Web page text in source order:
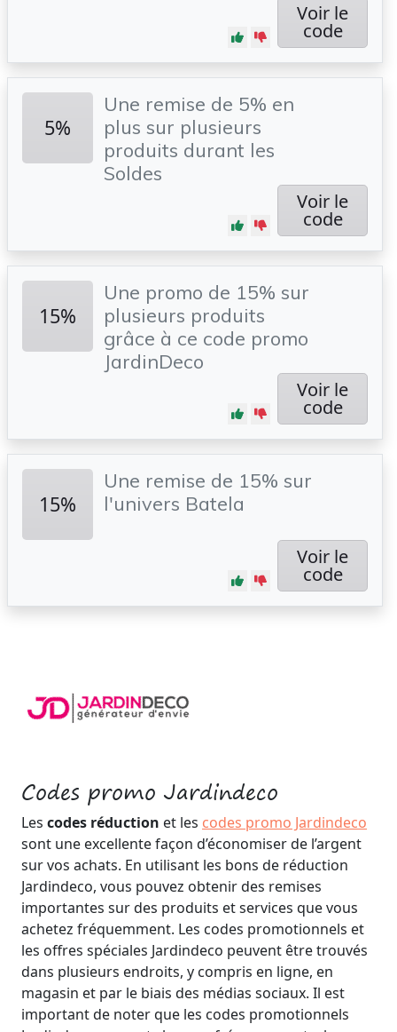
Codes promo Jardindeco
Les codes réduction et les codes promo Jardindeco
sont une excellente façon d’économiser de l’argent
sur vos achats. En utilisant les bons de réduction
Jardindeco, vous pouvez obtenir des remises
importantes sur des produits et services que vous
achetez fréquemment. Les codes promotionnels et
les offres spéciales Jardindeco peuvent être trouvés
dans plusieurs endroits, y compris en ligne, en
magasin et par le biais des médias sociaux. Il est
important de noter que les codes promotionnels
Voir le
code
5%
Une remise de 5% en
plus sur plusieurs
produits durant les
Soldes
Voir le
code
15%
Une promo de 15% sur
plusieurs produits
grâce à ce code promo
JardinDeco
Voir le
code
15%
Une remise de 15% sur
l'univers Batela
Voir le
code